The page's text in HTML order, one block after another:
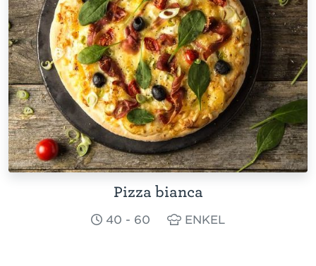
Pizza bianca
40 - 60 ENKEL